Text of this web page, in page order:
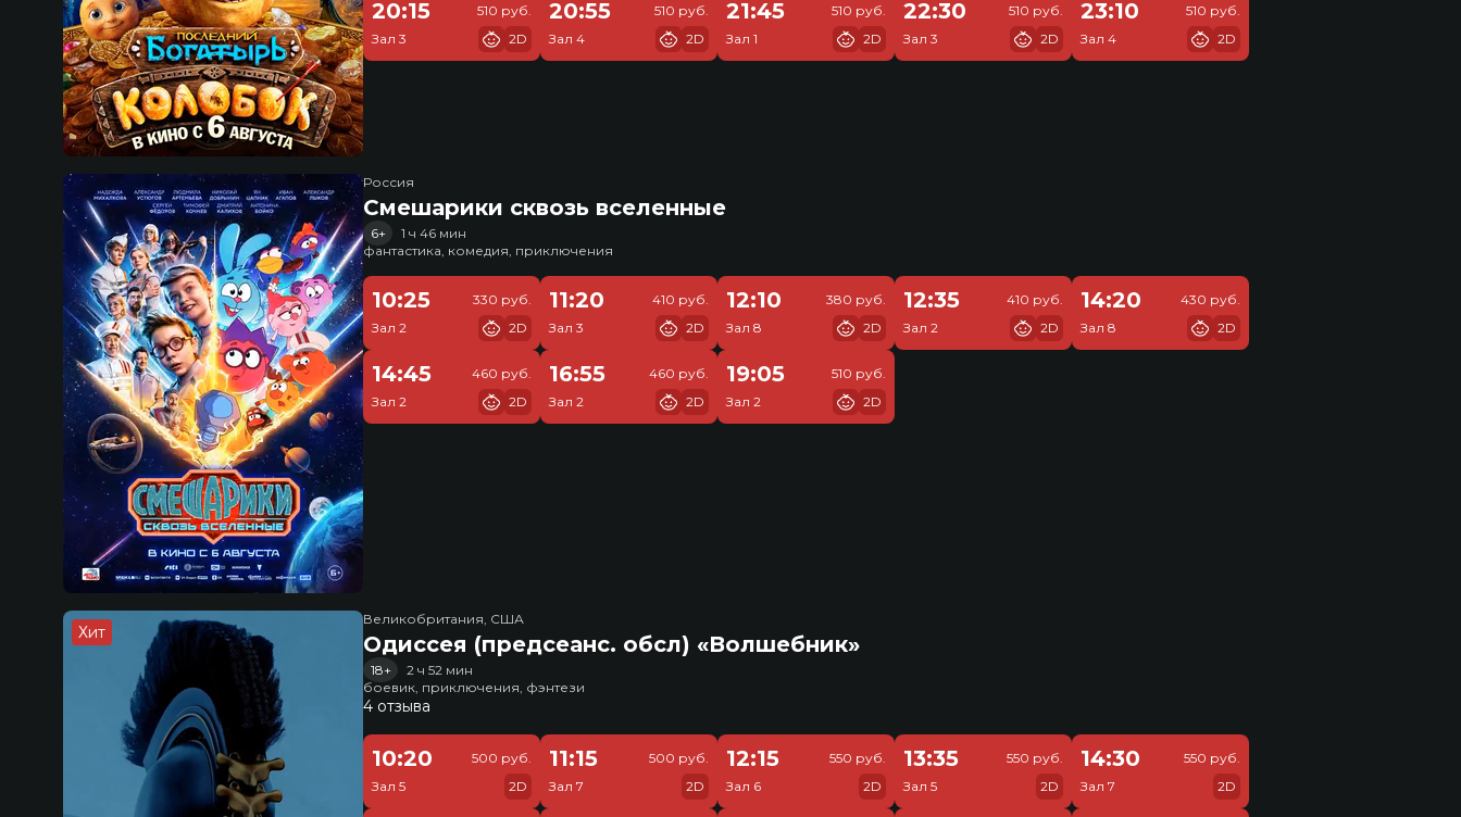
20:15
Зал 3
510 руб.
2D
20:55
Зал 4
510 руб.
2D
21:45
Зал 1
510 руб.
2D
22:30
Зал 3
510 руб.
2D
23:10
Зал 4
510 руб.
2D
Россия
Смешарики сквозь вселенные
6+
1 ч 46 мин
фантастика, комедия, приключения
10:25
Зал 2
330 руб.
2D
11:20
Зал 3
410 руб.
2D
12:10
Зал 8
380 руб.
2D
12:35
Зал 2
410 руб.
2D
14:20
Зал 8
430 руб.
2D
14:45
Зал 2
460 руб.
2D
16:55
Зал 2
460 руб.
2D
19:05
Зал 2
510 руб.
2D
Хит
Великобритания, США
Одиссея (предсеанс. обсл) «Волшебник»
18+
2 ч 52 мин
боевик, приключения, фэнтези
4 отзыва
10:20
Зал 5
500 руб.
2D
11:15
Зал 7
500 руб.
2D
12:15
Зал 6
550 руб.
2D
13:35
Зал 5
550 руб.
2D
14:30
Зал 7
550 руб.
2D